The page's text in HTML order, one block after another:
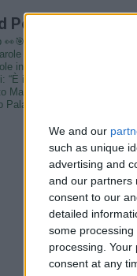
We and our
such as unique
advertising and
and our partners
consent to our
detailed
some
processing.
consent at any
Posts
👀🎯⏮️ #Cernoia #Azzurre
del Ct Roberto Mancini
in conferenza di Claudio
“È il coronamento della
Mancini CT e Claudio
Palazzo può entrare…